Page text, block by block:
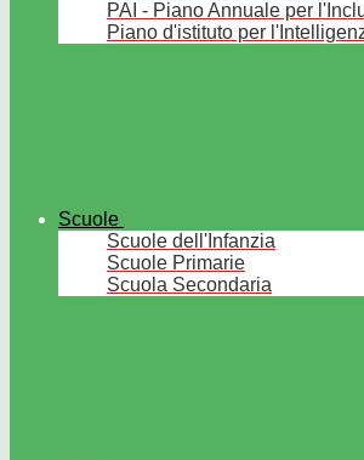
PAI - Piano Annuale per
Piano d'istituto per
Scuole
Scuole dell'Infanzia
Scuole Primarie
Scuola Secondaria